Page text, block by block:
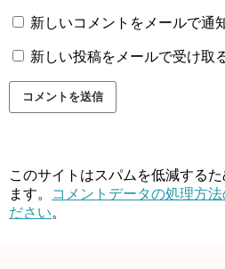
新しいコメントをメールで通
新しい投稿をメールで受け取
このサイトはスパムを低減する
ます。
コメントデータの処理方
ださい。